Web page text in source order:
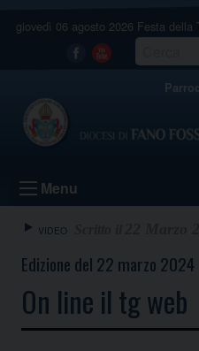
giovedì 06 agosto 2026 Festa della
Facebook
Youtube
Menu
VIDEO
Edizione del 22 marzo 2024
On line il tg web